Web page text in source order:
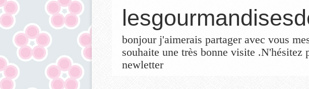
bonjour j'aimerais partager avec vous
souhaite une très bonne visite .N'hésitez
newletter